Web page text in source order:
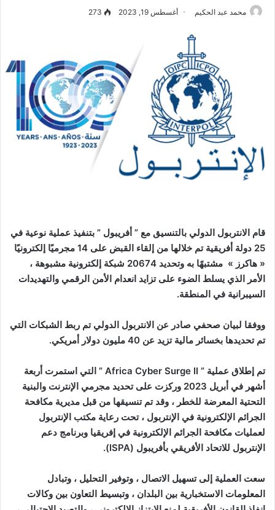
محمد عبد الحكيم أغسطس 19, 2023 273
قام الانتربول الدولي بالتنسيق مع ” أفريبول ” بتنفيذ عملية نوعية في
25 دولة أفريقية تم خلالها من إلقاء القبض على 14 مجرميًا إلكترونيًا
« هاكرز » مشتبهًا به وتحديد 20674 شبكة إلكترونية مشبوهة ،
الأمر الذي يسلط الضوء على تزايد انعدام الأمن الرقمي والتهديدات
السيبرانية في المنطقة.
ووفقا لبيان صحفي صادر عن الانتربول الدولي تم ربط الشبكات التي
تم تحديدها بخسائر مالية تزيد عن 40 مليون دولار أمريكي.
تم إطلاق عملية ” Africa Cyber ​​Surge II ” التي استمرت أربعة
أشهر في أبريل 2023 وركزت على تحديد مجرمي الإنترنت والبنية
التحتية المعرضة للخطر ، وقد تم تنسيقها من قبل مديرية مكافحة
الجرائم الإلكترونية في الإنتربول ، تحت رعاية مكتب الإنتربول
لعمليات مكافحة الجرائم الإلكترونية في إفريقيا وبرنامج دعم
الإنتربول للاتحاد الأفريقي بأفريبول (ISPA).
سعت العملية إلى تسهيل الاتصال ، وتوفير التحليل ، وتبادل
المعلومات الاستخبارية بين البلدان ، وتبسيط التعاون بين وكالات